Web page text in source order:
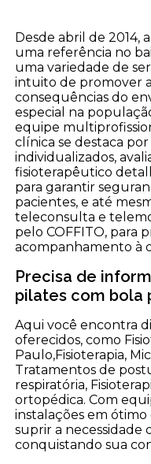
Desde abril de 2014,
uma referência no
uma variedade de
intuito de promover
consequências do
especial na
equipe
clínica se destaca
individualizados,
fisioterapêutico
para garantir
pacientes, e até
teleconsulta e
pelo COFFITO, para
acompanhamento à
Precisa de
pilates com bola
Aqui você encontra
oferecidos, como
Paulo,Fisioterapia,
Tratamentos de
respiratória,
ortopédica. Com
instalações em ótimo
suprir a necessidade
conquistando sua